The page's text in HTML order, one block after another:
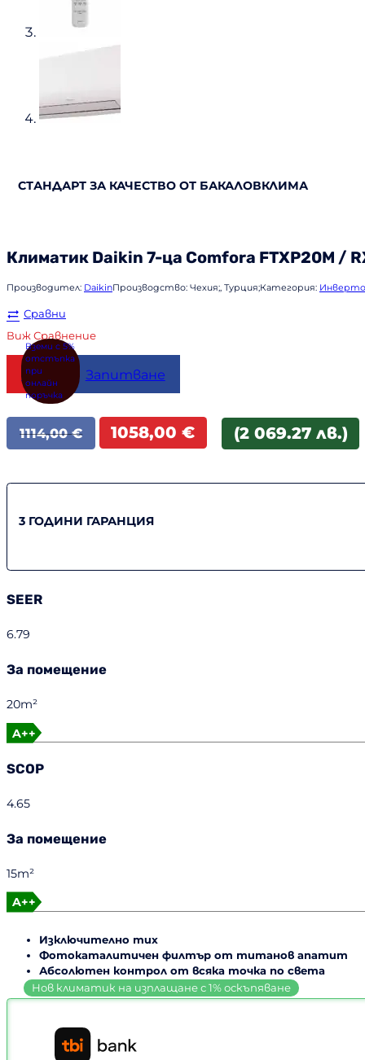
СТАНДАРТ ЗА КАЧЕСТВО ОТ БАКАЛОВКЛИМА
Климатик Daikin 7-ца Comfora FTXP20M /
Производител: DaikinПроизводство: Чехия;, Турция;Категория:
Сравни
Виж Сравнение
Купи Запитване
1114,00€
Original
price
1114,00 €.
1058,00€
Текущата
цена
1058,00 €.
(2 069.27 лв.)
3 ГОДИНИ ГАРАНЦИЯ
SEER
6.79
За помещение
20m²
A++
SCOP
4.65
За помещение
15m²
A++
Изключително тих
Фотокаталитичен филтър от титанов апатит
Абсолютен контрол от всяка точка по света